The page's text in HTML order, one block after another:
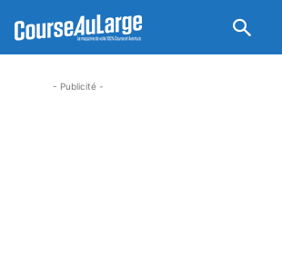
- Publicité -